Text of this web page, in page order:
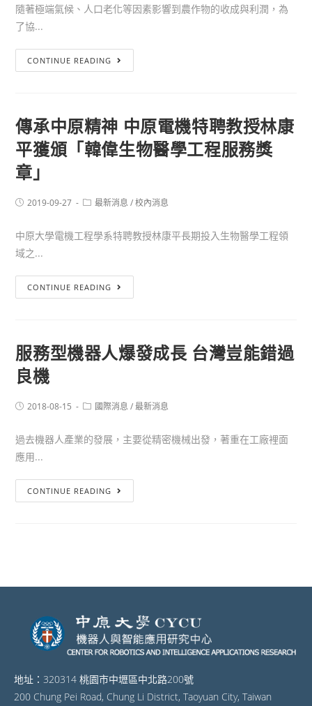
隨著極端氣候、人口老化等因素影響到農作物的收成與利潤，為
了協...
CONTINUE READING
傳承中原精神 中原電機特聘教授林康
平獲頒「韓偉生物醫學工程服務獎
章」
2019-09-27 最新消息 / 校內消息
中原大學電機工程學系特聘教授林康平長期投入生物醫學工程領
域之...
CONTINUE READING
服務型機器人爆發成長 台灣豈能錯過
良機
2018-08-15 國際消息 / 最新消息
過去機器人產業的發展，主要從精密機械出發，著重在工廠裡面
應用...
CONTINUE READING
地址：320314 桃園市中壢區中北路200號
200 Chung Pei Road, Chung Li District, Taoyuan City, Taiwan